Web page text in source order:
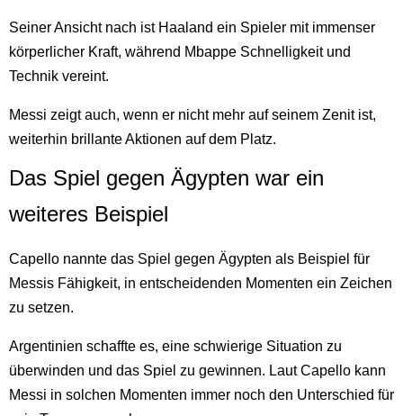
Seiner Ansicht nach ist Haaland ein Spieler mit immenser
körperlicher Kraft, während Mbappe Schnelligkeit und
Technik vereint.
Messi zeigt auch, wenn er nicht mehr auf seinem Zenit ist,
weiterhin brillante Aktionen auf dem Platz.
Das Spiel gegen Ägypten war ein
weiteres Beispiel
Capello nannte das Spiel gegen Ägypten als Beispiel für
Messis Fähigkeit, in entscheidenden Momenten ein Zeichen
zu setzen.
Argentinien schaffte es, eine schwierige Situation zu
überwinden und das Spiel zu gewinnen. Laut Capello kann
Messi in solchen Momenten immer noch den Unterschied für